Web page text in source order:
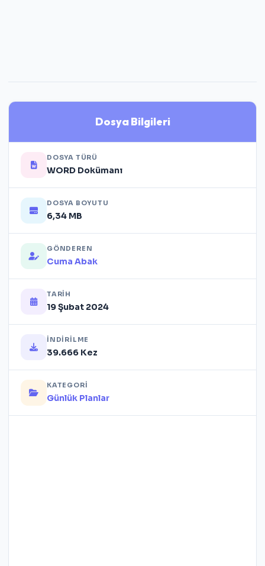
Dosya Bilgileri
DOSYA TÜRÜ
WORD Dokümanı
DOSYA BOYUTU
6,34 MB
GÖNDEREN
Cuma Abak
TARIH
19 Şubat 2024
İNDIRILME
39.666 Kez
KATEGORI
Günlük Planlar